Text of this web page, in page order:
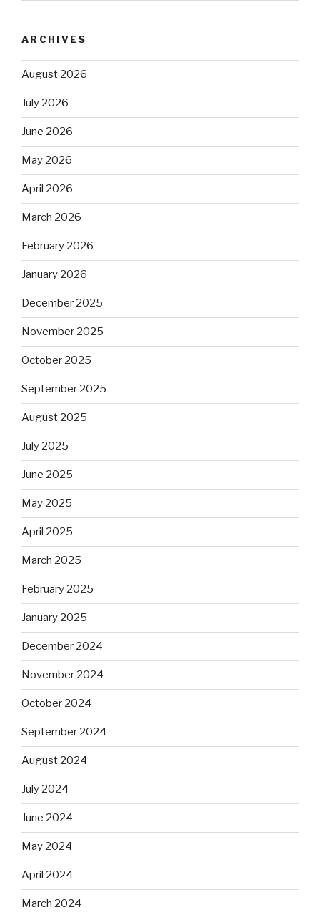
ARCHIVES
August 2026
July 2026
June 2026
May 2026
April 2026
March 2026
February 2026
January 2026
December 2025
November 2025
October 2025
September 2025
August 2025
July 2025
June 2025
May 2025
April 2025
March 2025
February 2025
January 2025
December 2024
November 2024
October 2024
September 2024
August 2024
July 2024
June 2024
May 2024
April 2024
March 2024